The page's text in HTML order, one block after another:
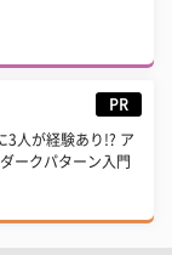
PR
3人が経験あり!? ア
ークパターン入門